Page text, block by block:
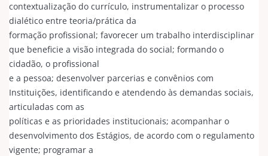
contextualização do currículo, instrumentalizar o processo
dialético entre teoria/prática da
formação profissional; favorecer um trabalho interdisciplinar
que beneficie a visão integrada do social; formando o
cidadão, o profissional
e a pessoa; desenvolver parcerias e convênios com
Instituições, identificando e atendendo às demandas sociais,
articuladas com as
políticas e as prioridades institucionais; acompanhar o
desenvolvimento dos Estágios, de acordo com o regulamento
vigente; programar a